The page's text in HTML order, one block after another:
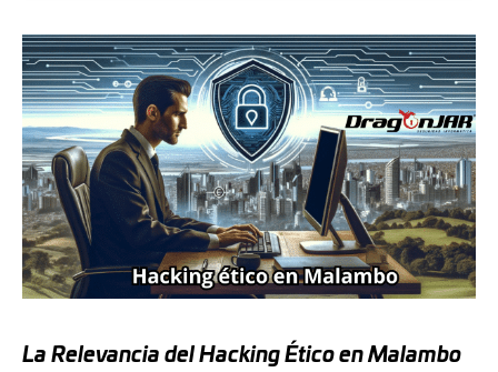
La Relevancia del Hacking Ético en Malambo